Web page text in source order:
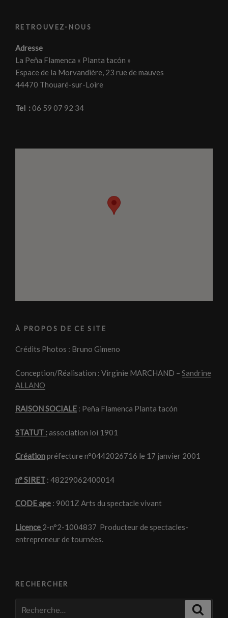
RETROUVEZ-NOUS
Adresse
La Peña Flamenca « Planta tacón »
Espace de la Morvandière, 23 rue de mauves
44470 Thouaré-sur-Loire
Tel :06 59 07 92 34
À PROPOS DE CE SITE
Crédits Photos : Bruno Gimeno
Conception/Réalisation : Virginie MARCHAND – Sandrine
ALLANO
RAISON SOCIALE : Peña Flamenca Planta tacón
STATUT :association loi 1901
Créationpréfecture n°0442026716 le 17 janvier 2001
n° SIRET : 48229062400014
CODE ape : 9001Z Arts du spectacle vivant
Licence 2-n°2-1004837 Producteur de spectacles-
entrepreneur de tournées.
RECHERCHER